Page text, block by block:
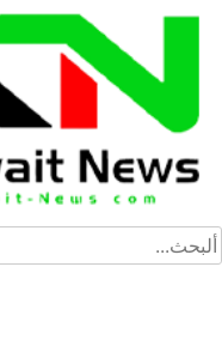
NE
News Elementor